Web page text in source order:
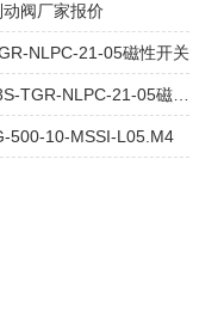
阀厂家报价
NLPC-21-05磁性开关
原装TECHNOGR F3S-TGR-NLPC-21-05磁性开关
500-10-MSSI-L05.M4